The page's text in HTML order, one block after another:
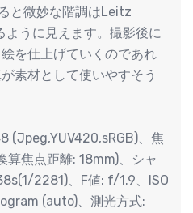
と微妙な階調はLeitz
ように見えます。撮影後に
を仕上げていくのであれ
素材として使いやすそう
(Jpeg,YUV420,sRGB)、焦
焦点距離: 18mm)、シャ
2281)、F値: f/1.9、ISO
(auto)、測光方式: